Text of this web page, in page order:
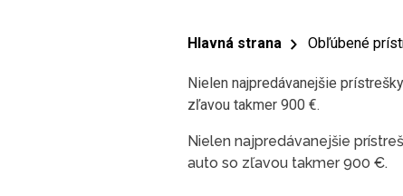
Hlavná strana Obľúbené
Nielen najpredávanejšie
zľavou takmer 900 €.
Nielen najpredávanejšie
auto so zľavou takmer 900 €.